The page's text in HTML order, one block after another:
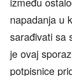
napadanja u
sarađivati sa
je ovaj
potpisnice